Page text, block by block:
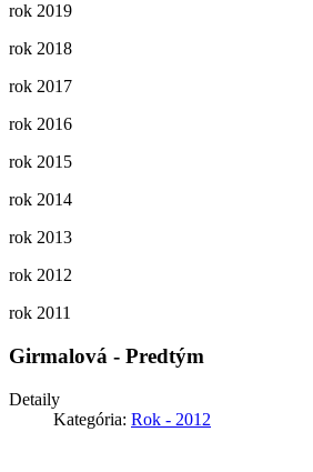
rok 2019
rok 2018
rok 2017
rok 2016
rok 2015
rok 2014
rok 2013
rok 2012
rok 2011
Girmalová - Predtým
Detaily
Kategória: Rok - 2012